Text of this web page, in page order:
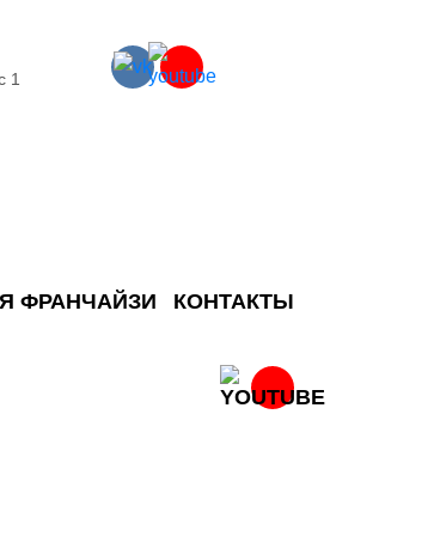
1
ФРАНЧАЙЗИ КОНТАКТЫ